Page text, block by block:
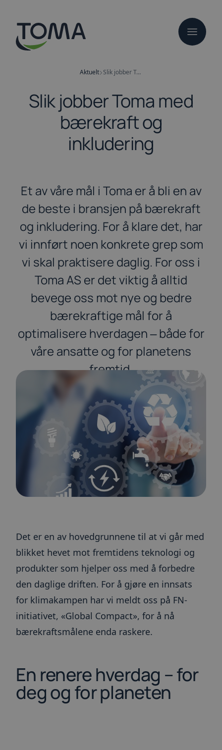
hovedinnhold
Aktuelt Slik jobber Toma med bærekraft og inkludering
Slik jobber Toma med
bærekraft og
inkludering
Et av våre mål i Toma er å bli en av
de beste i bransjen på bærekraft
og inkludering. For å klare det, har
vi innført noen konkrete grep som
vi skal praktisere daglig. For oss i
Toma AS er det viktig å alltid
bevege oss mot nye og bedre
bærekraftige mål for å
optimalisere hverdagen ‒ både for
våre ansatte og for planetens
fremtid.
Det er en av hovedgrunnene til at vi går med
blikket hevet mot fremtidens teknologi og
produkter som hjelper oss med å forbedre
den daglige driften. For å gjøre en innsats
for klimakampen har vi meldt oss på FN-
initiativet, «Global Compact», for å nå
bærekraftsmålene enda raskere.
En renere hverdag – for
deg og for planeten